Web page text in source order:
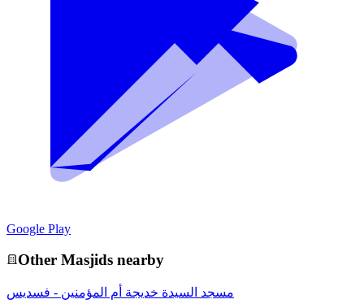
Google Play
Other Masjids nearby
مسجد السيدة خديجة أم المؤمنين - فسديس